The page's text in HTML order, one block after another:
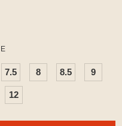
7.5 8 8.5 9
12